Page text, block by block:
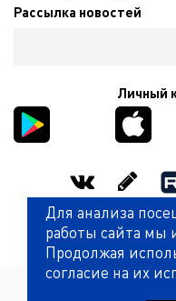
Рассылка новостей
Личный
Оценить
Для анализа
работы сайта мы
Продолжая
согласие на их